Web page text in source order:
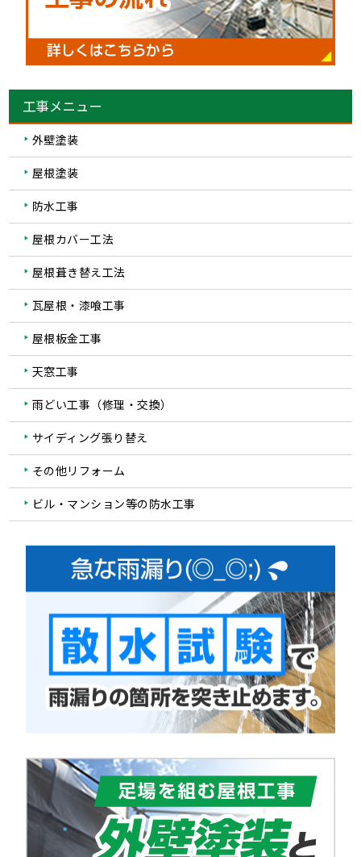
工事メニュー
外壁塗装
屋根塗装
防水工事
屋根カバー工法
屋根葺き替え工法
瓦屋根・漆喰工事
屋根板金工事
天窓工事
雨どい工事（修理・交換）
サイディング張り替え
その他リフォーム
ビル・マンション等の防水工事